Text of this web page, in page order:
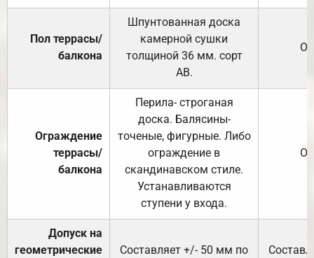
Пол террасы/
балкона
Шпунтованная доска
камерной сушки
толщиной 36 мм. сорт
АВ.
Ограждение
террасы/
балкона
Перила- строганая
доска. Балясины-
точеные, фигурные. Либо
ограждение в
скандинавском стиле.
Устанавливаются
ступени у входа.
Допуск на
геометрические
Составляет +/- 50 мм по